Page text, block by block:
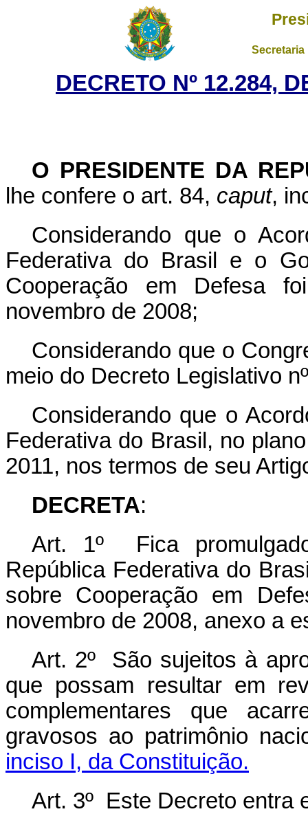
DECRETO Nº 12.284,
O PRESIDENTE DA
lhe confere o art. 84, caput,
Considerando que o
Federativa do Brasil e o
Cooperação em Defesa
novembro de 2008;
Considerando que o
meio do Decreto Legislativo
Considerando que o
Federativa do Brasil, no
2011, nos termos de seu
DECRETA:
Art. 1º Fica
República Federativa do
sobre Cooperação em
novembro de 2008, anexo a
Art. 2º São sujeitos à
que possam resultar em
complementares que
gravosos ao patrimônio
inciso I, da Constituição.
Art. 3º Este Decreto entra